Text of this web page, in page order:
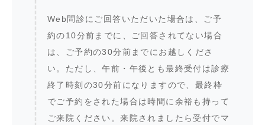
Web問診にご回答いただいた場合は、ご予
約の10分前までに、ご回答されてない場合
は、ご予約の30分前までにお越しくださ
い。ただし、午前・午後とも最終受付は診療
終了時刻の30分前になりますので、最終枠
でご予約をされた場合は時間に余裕も持って
ご来院ください。来院されましたら受付でマ